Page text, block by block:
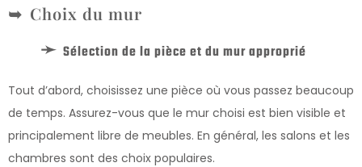
Choix du mur
Sélection de la pièce et du mur approprié
Tout d’abord, choisissez une pièce où vous passez beaucoup
de temps. Assurez-vous que le mur choisi est bien visible et
principalement libre de meubles. En général, les salons et les
chambres sont des choix populaires.